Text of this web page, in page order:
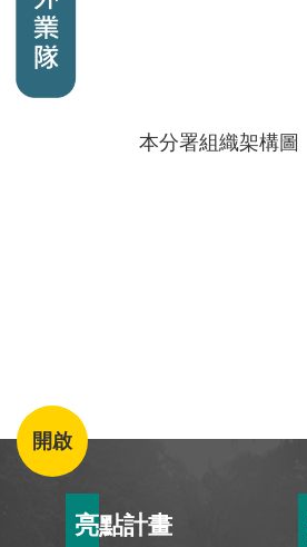
本分署組織架構圖
開啟
亮點計畫